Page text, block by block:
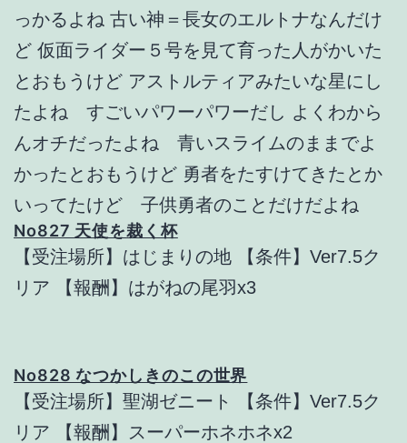
っかるよね 古い神＝長女のエルトナなんだけ
ど 仮面ライダー５号を見て育った人がかいた
とおもうけど アストルティアみたいな星にし
たよね すごいパワーパワーだし よくわから
んオチだったよね 青いスライムのままでよ
かったとおもうけど 勇者をたすけてきたとか
いってたけど 子供勇者のことだけだよね
No827 天使を裁く杯
【受注場所】はじまりの地 【条件】Ver7.5ク
リア 【報酬】はがねの尾羽x3
No828 なつかしきのこの世界
【受注場所】聖湖ゼニート 【条件】Ver7.5ク
リア 【報酬】スーパーホネホネx2